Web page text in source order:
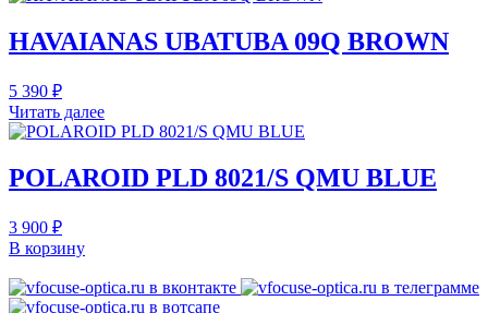
HAVAIANAS UBATUBA 09Q BROWN
5 390 ₽
Читать далее
POLAROID PLD 8021/S QMU BLUE
3 900 ₽
В корзину